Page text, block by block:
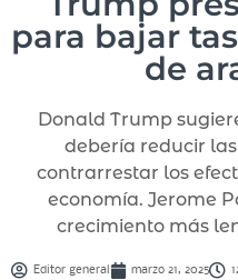
para bajar
de
Donald Trump
debería reducir
contrarrestar los
economía. Jerome
crecimiento más
Editor general marzo 21, 2025